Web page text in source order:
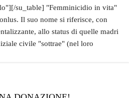
su_table] "Femminicidio in vita"
Il suo nome si riferisce, con
allo status di quelle madri
civile "sottrae" (nel loro